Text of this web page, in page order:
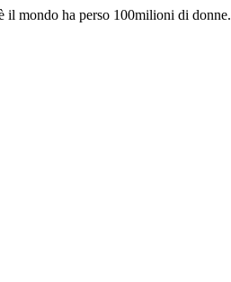
il mondo ha perso 100milioni di donne.